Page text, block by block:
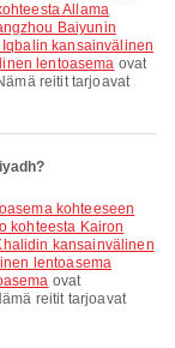
Allama
Baiyunin
Iqbalin kansainvälinen
lentoasema ovat
reitit tarjoavat
kohteesta Kairon
kansainvälinen
lentoasema
ovat
reitit tarjoavat